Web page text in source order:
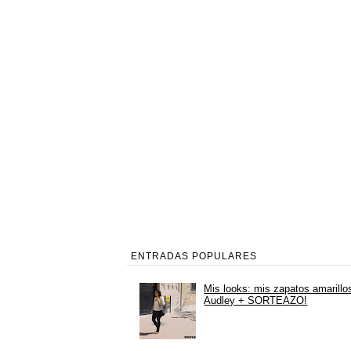
ENTRADAS POPULARES
Mis looks: mis zapatos
Audley + SORTEAZO!